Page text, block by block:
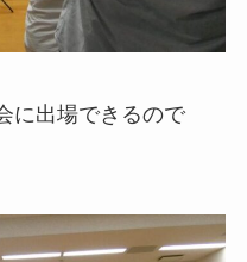
に出場できるので